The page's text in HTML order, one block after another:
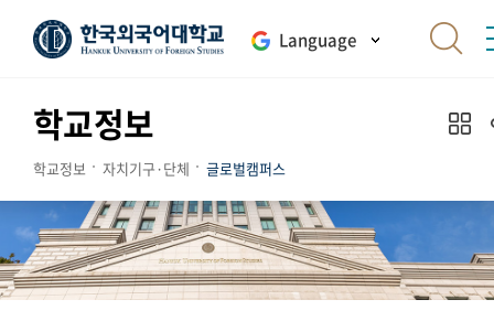
Language
학교정보
학교정보 자치기구·단체 글로벌캠퍼스